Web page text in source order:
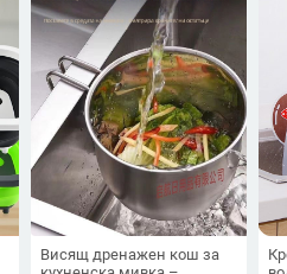
Висящ дренажен кош за